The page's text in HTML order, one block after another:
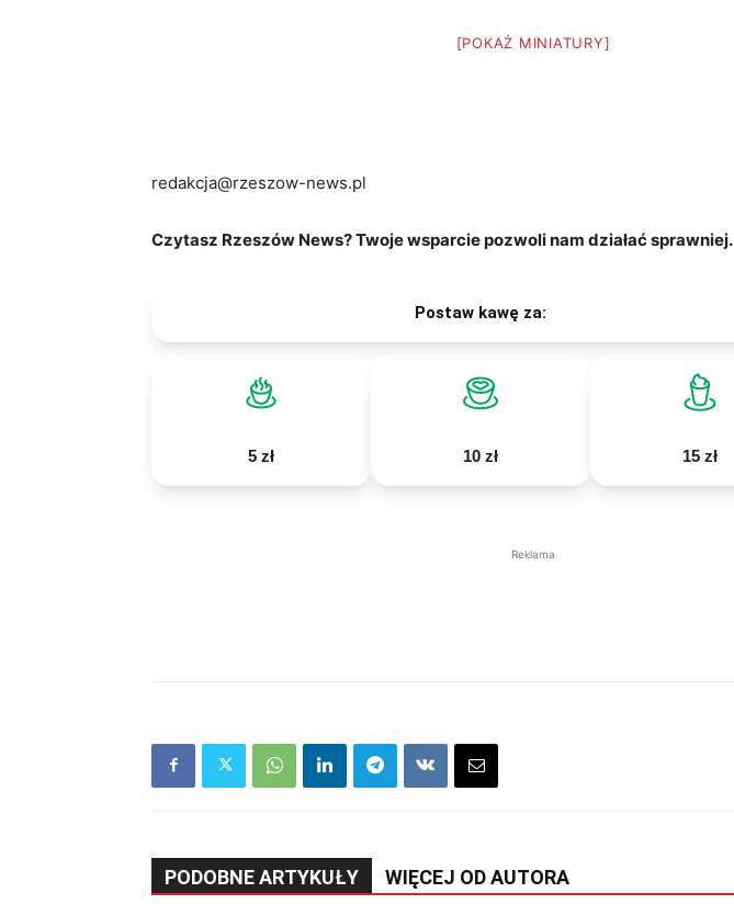
[POKAŻ MINIATURY]
redakcja@rzeszow-news.pl
Czytasz Rzeszów News? Twoje wsparcie pozwoli nam działać sprawniej.
Postaw kawę za:
5 zł 10 zł 15 zł
Reklama
PODOBNE ARTYKUŁY WIĘCEJ OD AUTORA